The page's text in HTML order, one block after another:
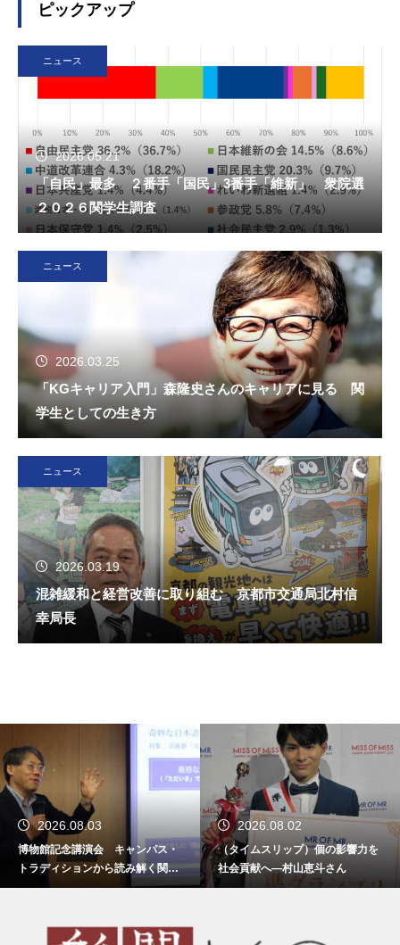
ピックアップ
ニュース
2026.05.21
「自民」最多 ２番手「国民」3番手「維新」 衆院選
２０２６関学生調査
ニュース
2026.03.25
「KGキャリア入門」森隆史さんのキャリアに見る 関
学生としての生き方
ニュース
2026.03.19
混雑緩和と経営改善に取り組む 京都市交通局北村信
幸局長
2026.08.03
博物館記念講演会 キャンパス・
トラディションから読み解く関西
学院
2026.08.02
（タイムスリップ）個の影響力を
社会貢献へ―村山恵斗さん